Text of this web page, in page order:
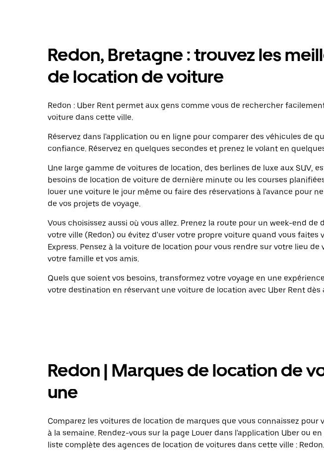
Redon, Bretagne : trouvez les
de location de voiture
Redon : Uber Rent permet aux gens comme vous de rechercher
voiture dans cette ville.
Réservez dans l'application ou en ligne pour comparer des véhicules de
confiance. Réservez en quelques secondes et prenez le volant en
Une large gamme de voitures de location, des berlines de luxe aux SUV,
besoins de location de voiture de dernière minute ou les courses
louer une voiture le jour même ou faire des réservations à l'avance pour
de vos projets de voyage.
Vous choisissez aussi où vous allez. Prenez la route pour un week-end de
votre ville (Redon) ou évitez d'user votre propre voiture quand vous faites
Express. Pensez à la voiture de location pour vous rendre sur votre lieu de
votre famille et vos amis.
Quels que soient vos besoins, transformez votre voyage en une
votre destination en réservant une voiture de location avec Uber Rent dès
Redon | Marques de location de
une
Comparez les voitures de location de marques que vous connaissez pour
à la semaine. Rendez-vous sur la page Louer dans l'application Uber ou
liste complète des agences de location de voitures dans cette ville : Redon.